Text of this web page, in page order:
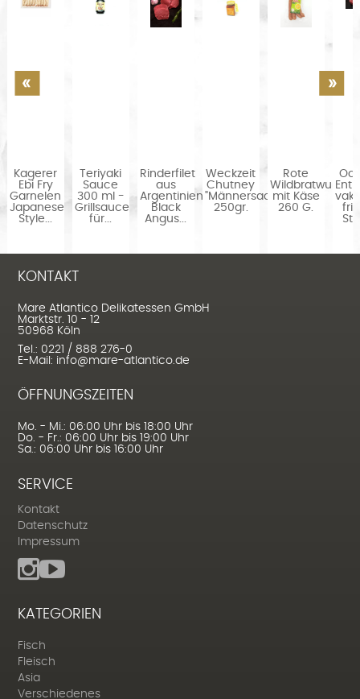
Kagerer
Ebi Fry
Garnelen
Japanese
Style...
Teriyaki
Sauce
300 ml -
Grillsauce
für...
Rinderfilet
aus
Argentinien
Black
Angus...
Weckzeit
Chutney
"Männersache"
250gr.
Rote
Wildbratwurst
mit Käse
260 G.
KONTAKT
Mare Atlantico Delikatessen GmbH
Marktstr. 10 - 12
50968 Köln
Tel.: 0221 / 888 276-0
E-Mail: info@mare-atlantico.de
ÖFFNUNGSZEITEN
Mo. - Mi.: 06:00 Uhr bis 18:00 Uhr
Do. - Fr.: 06:00 Uhr bis 19:00 Uhr
Sa.: 06:00 Uhr bis 16:00 Uhr
SERVICE
Kontakt
Datenschutz
Impressum
KATEGORIEN
Fisch
Fleisch
Asia
Verschiedenes